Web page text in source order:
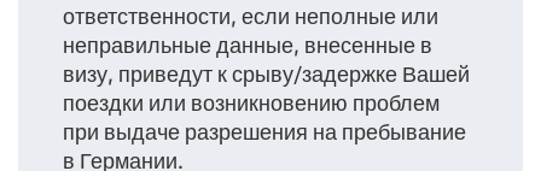
ответственности, если неполные или
неправильные данные, внесенные в
визу, приведут к срыву/задержке Вашей
поездки или возникновению проблем
при выдаче разрешения на пребывание
в Германии.